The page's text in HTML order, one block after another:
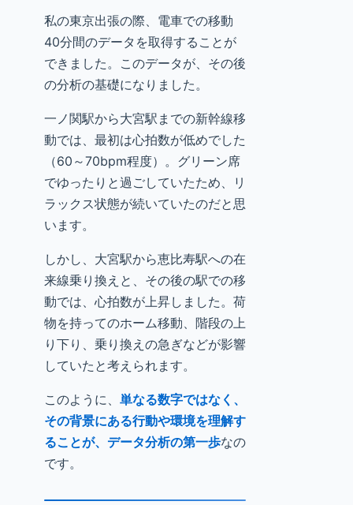
私の東京出張の際、電車での移動
40分間のデータを取得することが
できました。このデータが、その後
の分析の基礎になりました。
一ノ関駅から大宮駅までの新幹線移
動では、最初は心拍数が低めでした
（60～70bpm程度）。グリーン席
でゆったりと過ごしていたため、リ
ラックス状態が続いていたのだと思
います。
しかし、大宮駅から恵比寿駅への在
来線乗り換えと、その後の駅での移
動では、心拍数が上昇しました。荷
物を持ってのホーム移動、階段の上
り下り、乗り換えの急ぎなどが影響
していたと考えられます。
このように、 単なる数字ではなく、
その背景にある行動や環境を理解す
ることが、データ分析の第一歩なの
です。